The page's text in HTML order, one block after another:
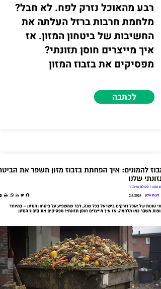
רבע מהאוכל נזרק לפח. לא חבל?
מלחמת חרבות ברזל העלתה את
החשיבות של ביטחון המזון. אז
איך מייצרים חוסן תזונתי?
מפסיקים את בזבוז המזון
לכתבה